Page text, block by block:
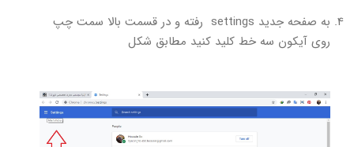
به صفحه جدید settings رفته و در قسمت بالا سمت چپ
روی آیکون سه خط کلید کنید مطابق شکل